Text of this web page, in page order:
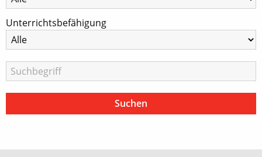
Unterrichtsbefähigung